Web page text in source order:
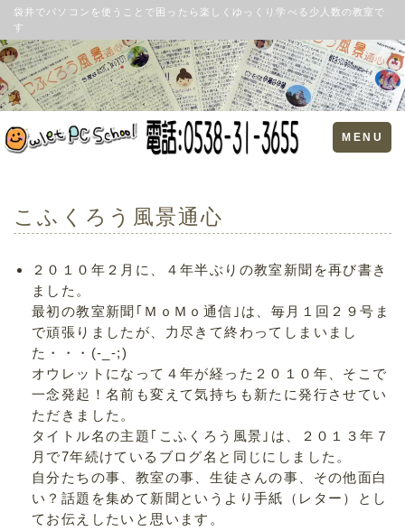
袋井でパソコンを使うことで困ったら楽しくゆっくり学べる少人数の教室で
す
Toggle
navigation
MENU
こふくろう風景通心
２０１０年２月に、４年半ぶりの教室新聞を再び書き
ました。
最初の教室新聞｢ＭｏＭｏ通信｣は、毎月１回２９号ま
で頑張りましたが、力尽きて終わってしまいまし
た・・・(-_-;)
オウレットになって４年が経った２０１０年、そこで
一念発起！名前も変えて気持ちも新たに発行させてい
ただきました。
タイトル名の主題｢こふくろう風景｣は、２０１３年７
月で7年続けているブログ名と同じにしました。
自分たちの事、教室の事、生徒さんの事、その他面白
い？話題を集めて新聞というより手紙（レター）とし
てお伝えしたいと思います。